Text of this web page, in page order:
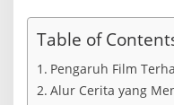
Table of
Pengaruh Film
Alur Cerita yang